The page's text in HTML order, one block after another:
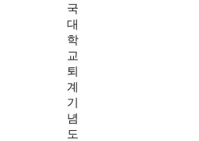
국
대
학
교
퇴
계
기
념
도